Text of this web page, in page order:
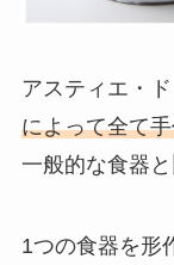
アスティエ・
によって全て
一般的な食器と
1つの食器を形